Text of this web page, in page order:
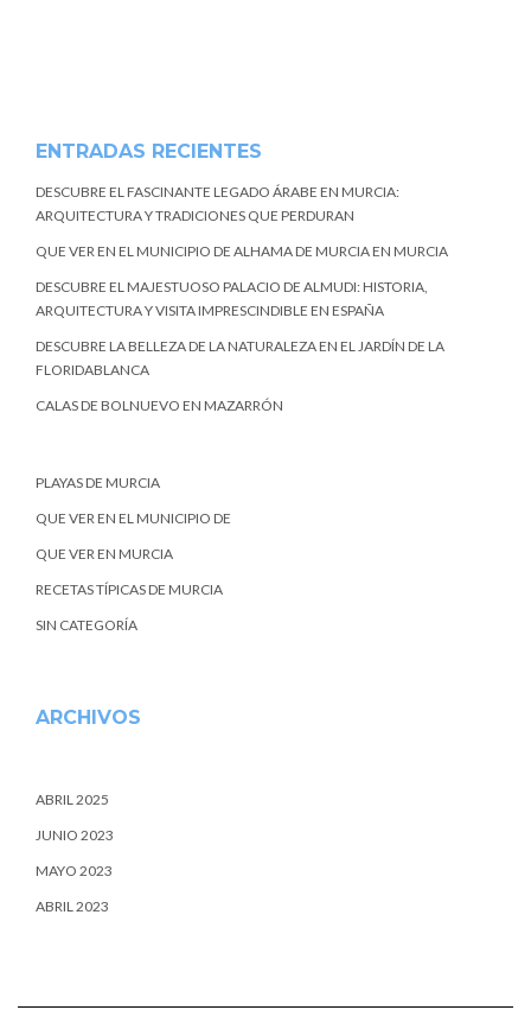
ENTRADAS RECIENTES
DESCUBRE EL FASCINANTE LEGADO ÁRABE EN MURCIA:
ARQUITECTURA Y TRADICIONES QUE PERDURAN
QUE VER EN EL MUNICIPIO DE ALHAMA DE MURCIA EN MURCIA
DESCUBRE EL MAJESTUOSO PALACIO DE ALMUDI: HISTORIA,
ARQUITECTURA Y VISITA IMPRESCINDIBLE EN ESPAÑA
DESCUBRE LA BELLEZA DE LA NATURALEZA EN EL JARDÍN DE LA
FLORIDABLANCA
CALAS DE BOLNUEVO EN MAZARRÓN
PLAYAS DE MURCIA
QUE VER EN EL MUNICIPIO DE
QUE VER EN MURCIA
RECETAS TÍPICAS DE MURCIA
SIN CATEGORÍA
ARCHIVOS
ABRIL 2025
JUNIO 2023
MAYO 2023
ABRIL 2023